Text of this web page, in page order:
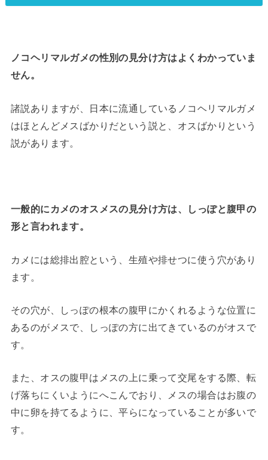
ノコヘリマルガメの性別の見分け方はよくわかっていま
せん。
諸説ありますが、日本に流通しているノコヘリマルガメ
はほとんどメスばかりだという説と、オスばかりという
説があります。
一般的にカメのオスメスの見分け方は、しっぽと腹甲の
形と言われます。
カメには総排出腔という、生殖や排せつに使う穴があり
ます。
その穴が、しっぽの根本の腹甲にかくれるような位置に
あるのがメスで、しっぽの方に出てきているのがオスで
す。
また、オスの腹甲はメスの上に乗って交尾をする際、転
げ落ちにくいようにへこんでおり、メスの場合はお腹の
中に卵を持てるように、平らになっていることが多いで
す。